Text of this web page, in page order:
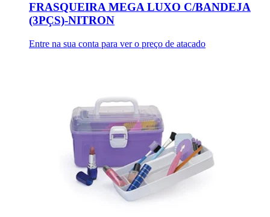
FRASQUEIRA MEGA LUXO C/BANDEJA
(3PÇS)-NITRON
Entre na sua conta para ver o preço de atacado